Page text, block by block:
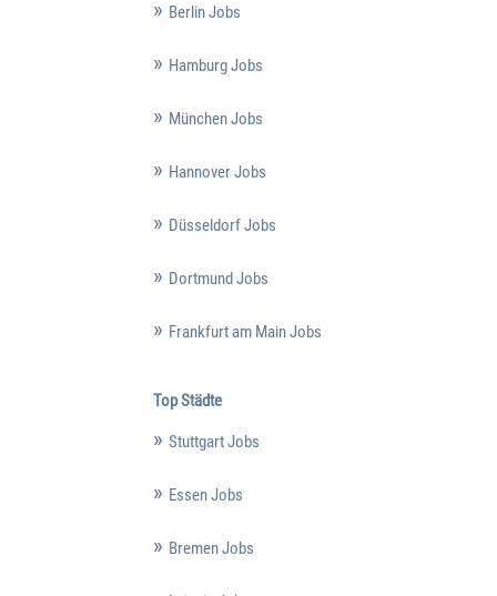
Berlin Jobs
Hamburg Jobs
München Jobs
Hannover Jobs
Düsseldorf Jobs
Dortmund Jobs
Frankfurt am Main Jobs
Top Städte
Stuttgart Jobs
Essen Jobs
Bremen Jobs